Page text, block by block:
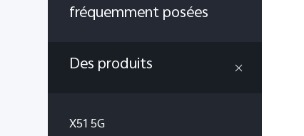
fréquemment posées
Des produits
X51 5G